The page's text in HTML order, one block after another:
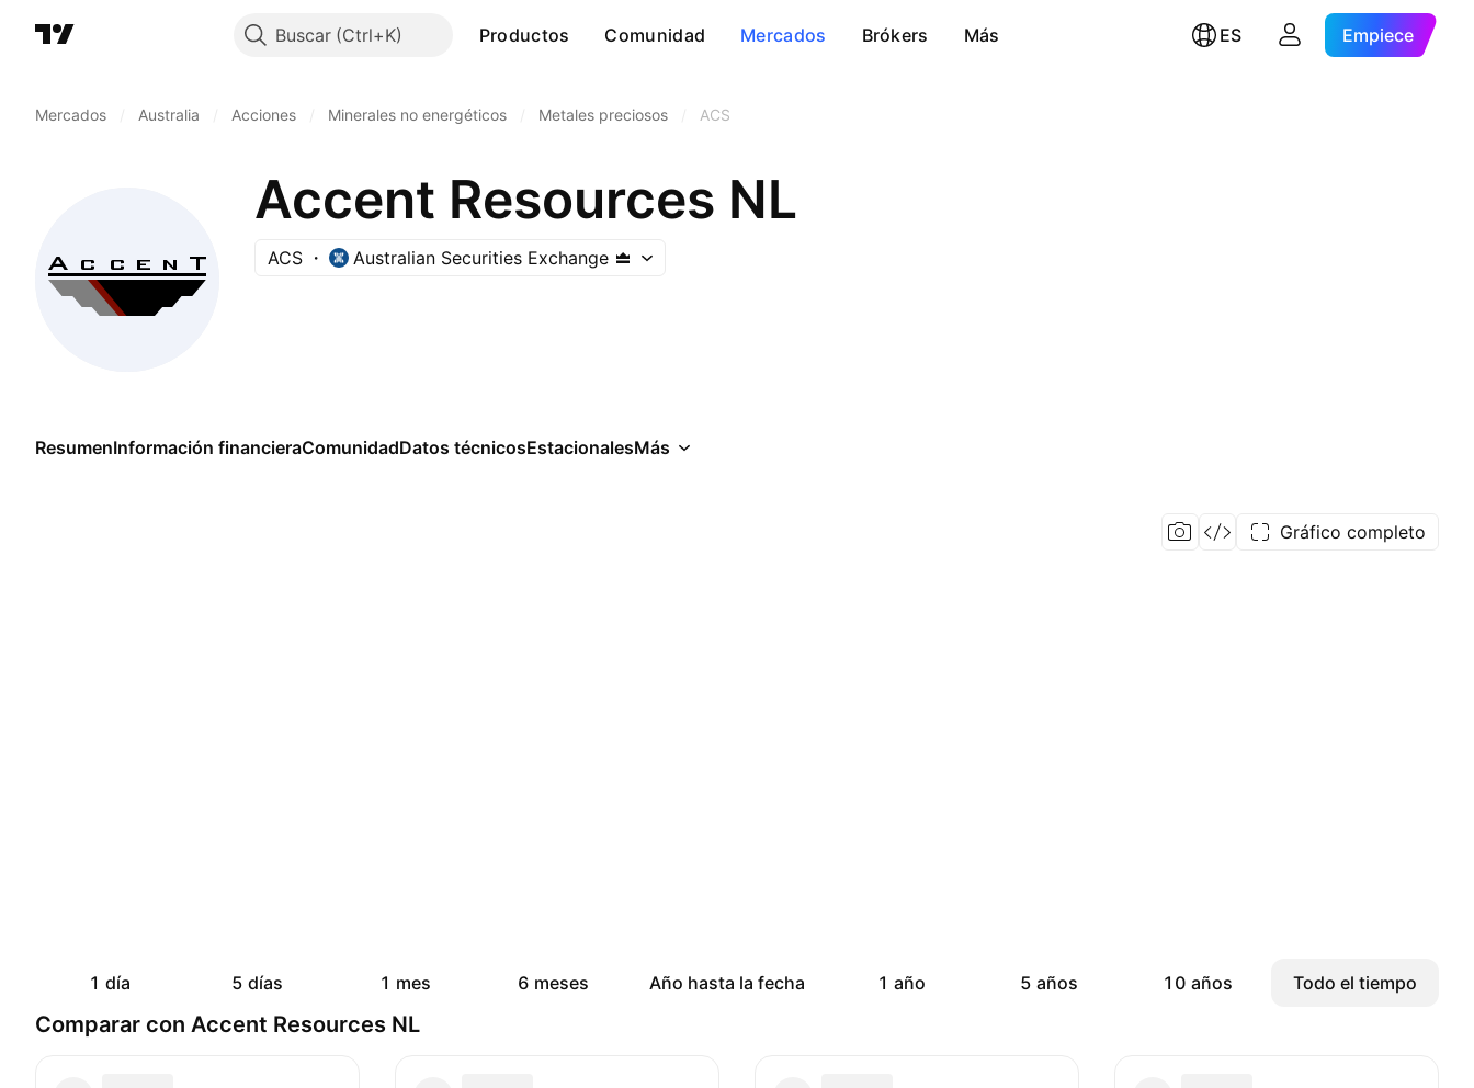
Buscar Productos Comunidad Mercados Brókers Más ES Empiece
Mercados Australia Acciones Minerales no energéticos Metales preciosos ACS
Accent Resources NL
ACS Australian Securities Exchange
ResumenInformación financieraComunidadDatos técnicosEstacionalesMás
Gráfico completo
1 día 5 días 1 mes 6 meses Año hasta la fecha 1 año 5 años 10 años Todo el tiempo
Comparar con Accent Resources NL